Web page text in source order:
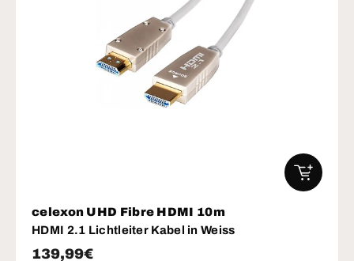
celexon UHD Fibre HDMI 10m
HDMI 2.1 Lichtleiter Kabel in Weiss
Normaler Preis
139,99€
IN DEN